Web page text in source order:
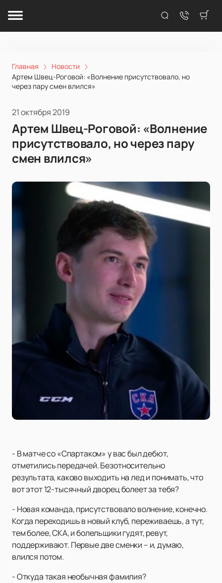
Главная
Новости
Артем Швец-Роговой: «Волнение присутствовало, но
через пару смен влился»
21 октября 2019
Артем Швец-Роговой: «Волнение
присутствовало, но через пару
смен влился»
- В матче со «Спартаком» у вас был дебют,
отметились передачей. Безотносительно
результата, каково выходить на лед и понимать, что
вот этот 12-тысячный дворец болеет за тебя?
- Новая команда, присутствовало волнение, конечно.
Когда переходишь в новый клуб, переживаешь, а тут,
тем более, СКА, и болельщики гудят, ревут,
поддерживают. Первые две сменки – и, думаю,
влился потом.
- Откуда такая необычная фамилия?